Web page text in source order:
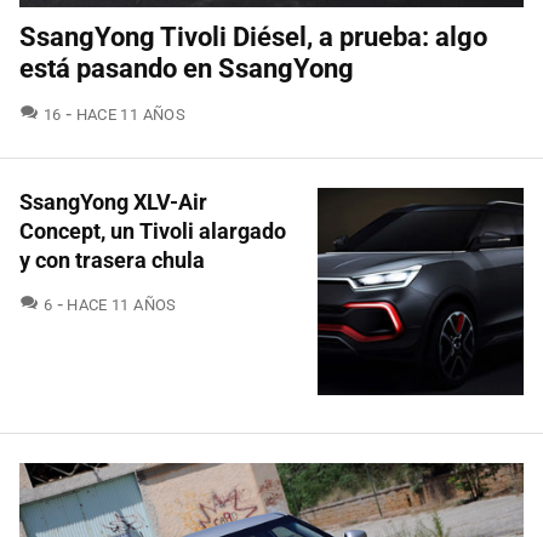
SsangYong Tivoli Diésel, a prueba: algo
está pasando en SsangYong
16 COMENTARIOS
HACE 11 AÑOS
SsangYong XLV-Air
Concept, un Tivoli alargado
y con trasera chula
6 COMENTARIOS
HACE 11 AÑOS